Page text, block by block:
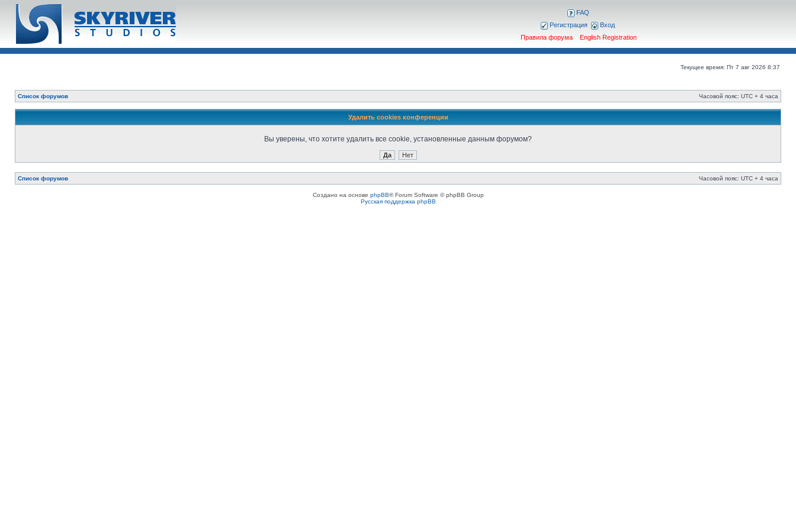
FAQ
Регистрация
Вход
Правила форума
English Registration
Текущее время: Пт 7 авг 2026 8:37
Список форумов Часовой пояс: UTC + 4 часа
Удалить cookies конференции
Вы уверены, что хотите удалить все cookie, установленные данным форумом?
Список форумов Часовой пояс: UTC + 4 часа
Создано на основе phpBB® Forum Software © phpBB Group
Русская поддержка phpBB